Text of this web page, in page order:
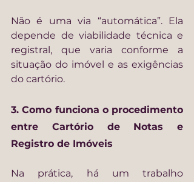
Não é uma via “automática”. Ela
depende de viabilidade técnica e
registral, que varia conforme a
situação do imóvel e as exigências
do cartório.
3. Como funciona o procedimento
entre Cartório de Notas e
Registro de Imóveis
Na prática, há um trabalho